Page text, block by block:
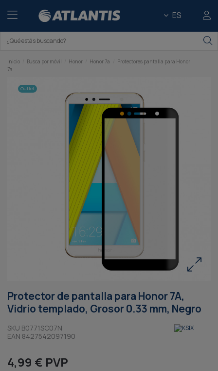
ES
Inicio Busca por móvil Honor Honor 7a
Protectores pantalla para Honor
7a
Outlet
Protector de pantalla para Honor 7A,
Vidrio templado, Grosor 0.33 mm, Negro
SKU B0771SC07N
EAN 8427542097190
4,99 € PVP